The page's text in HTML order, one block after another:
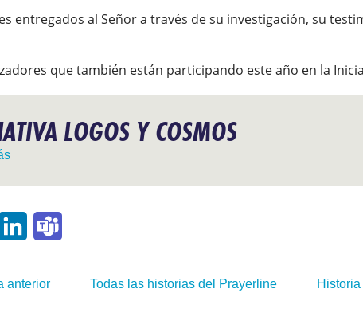
entregados al Señor a través de su investigación, su
que también están participando este año en la
LOGOS Y COSMOS
LinkedIn
anterior Todas las historias del Prayerline